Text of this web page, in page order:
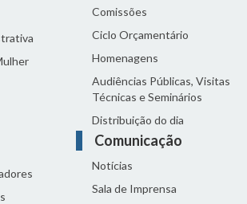
Comissões
Ciclo Orçamentário
Homenagens
Audiências Públicas, Visitas
Técnicas e Seminários
Distribuição do dia
Comunicação
Notícias
Sala de Imprensa